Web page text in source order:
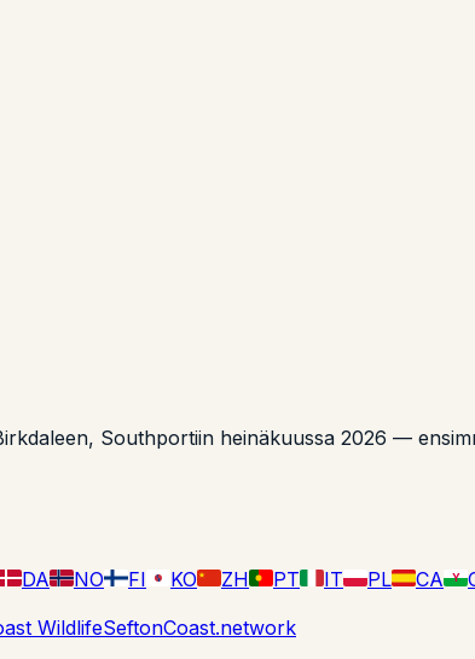
Southportiin heinäkuussa 2026 —
DA NO FI KO ZH PT IT PL CA Y
WildlifeSeftonCoast.network